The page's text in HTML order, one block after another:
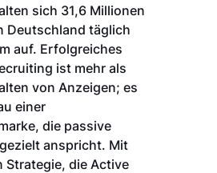
sich 31,6 Millionen
Deutschland täglich
auf. Erfolgreiches
ist mehr als
von Anzeigen; es
einer
die passive
anspricht. Mit
Strategie, die Active